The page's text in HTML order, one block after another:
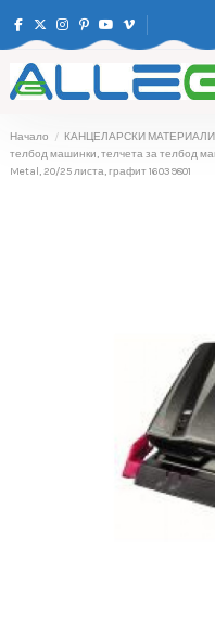
Начало КАНЦЕЛАРСКИ МАТЕРИАЛИ
телбод машинки, телчета за телбод
Metal, 20/25 листа, графит 16039801